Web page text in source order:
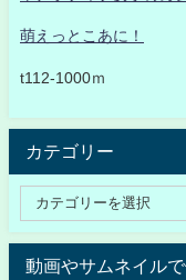
萌えっとこあに！
t112-1000ｍ
カテゴリー
動画やサムネイル